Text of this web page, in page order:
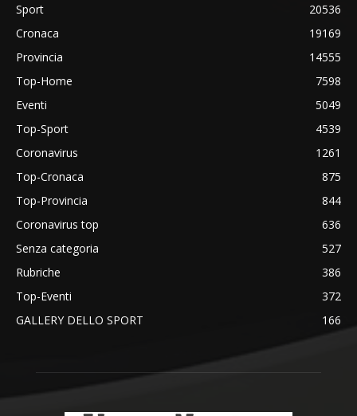
Sport
20536
Cronaca
19169
Provincia
14555
Top-Home
7598
Eventi
5049
Top-Sport
4539
Coronavirus
1261
Top-Cronaca
875
Top-Provincia
844
Coronavirus top
636
Senza categoria
527
Rubriche
386
Top-Eventi
372
GALLERY DELLO SPORT
166